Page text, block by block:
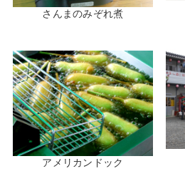
さんまのみぞれ煮
アメリカンドック